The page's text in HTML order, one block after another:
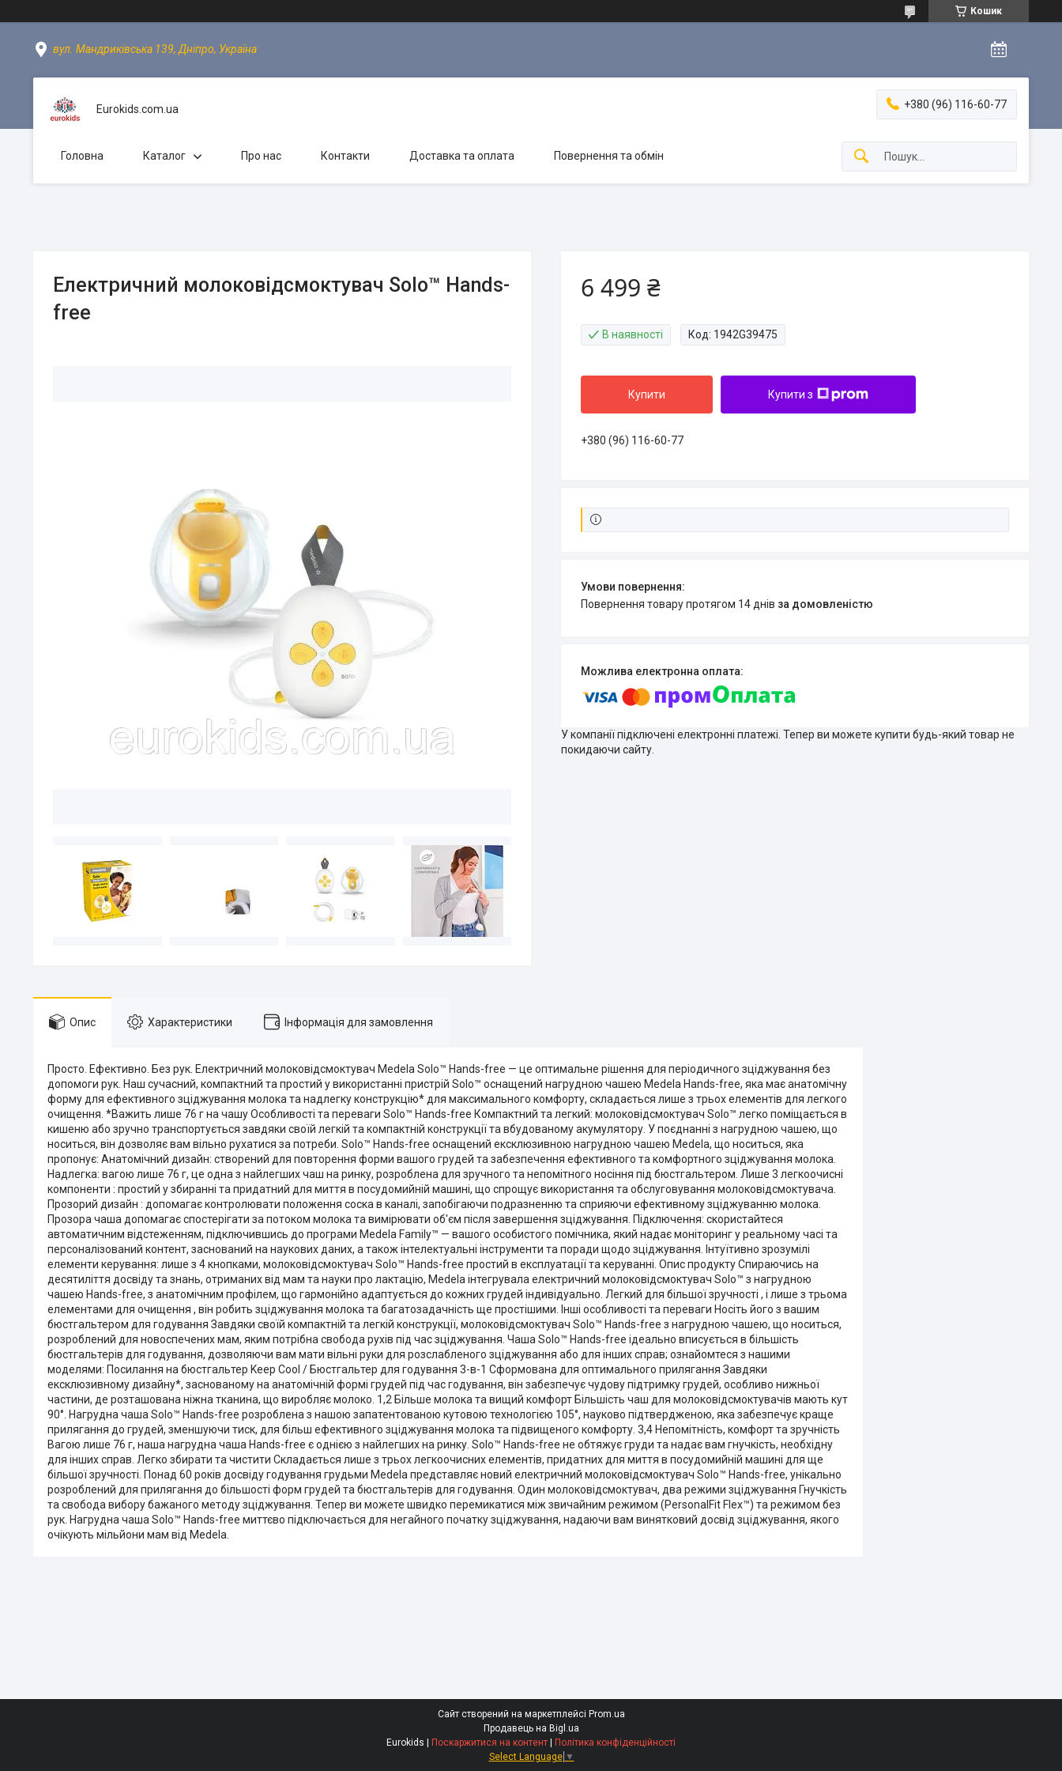
Кошик
вул. Мандриківська 139, Дніпро, Україна
Eurokids.com.ua +380 (96) 116-60-77
Головна Каталог Про нас Контакти Доставка та оплата Повернення та обмін
Електричний молоковідсмоктувач Solo™ Hands-
free
6 499 ₴
В наявності Код: 1942G39475
Купити Купити з
+380 (96) 116-60-77
повернення товару протягом 14 днів за домовленістю
У компанії підключені електронні платежі. Тепер ви можете купити будь-який товар не
покидаючи сайту.
Опис Характеристики Інформація для замовлення
Просто. Ефективно. Без рук. Електричний молоковідсмоктувач Medela Solo™ Hands-free — це оптимальне рішення для періодичного зціджування без
допомоги рук. Наш сучасний, компактний та простий у використанні пристрій Solo™ оснащений нагрудною чашею Medela Hands-free, яка має анатомічну
форму для ефективного зціджування молока та надлегку конструкцію* для максимального комфорту, складається лише з трьох елементів для легкого
очищення. *Важить лише 76 г на чашу Особливості та переваги Solo™ Hands-free Компактний та легкий: молоковідсмоктувач Solo™ легко поміщається в
кишеню або зручно транспортується завдяки своїй легкій та компактній конструкції та вбудованому акумулятору. У поєднанні з нагрудною чашею, що
носиться, він дозволяє вам вільно рухатися за потреби. Solo™ Hands-free оснащений ексклюзивною нагрудною чашею Medela, що носиться, яка
пропонує: Анатомічний дизайн: створений для повторення форми вашого грудей та забезпечення ефективного та комфортного зціджування молока.
Надлегка: вагою лише 76 г, це одна з найлегших чаш на ринку, розроблена для зручного та непомітного носіння під бюстгальтером. Лише 3 легкоочисні
компоненти : простий у збиранні та придатний для миття в посудомийній машині, що спрощує використання та обслуговування молоковідсмоктувача.
Прозорий дизайн : допомагає контролювати положення соска в каналі, запобігаючи подразненню та сприяючи ефективному зціджуванню молока.
Прозора чаша допомагає спостерігати за потоком молока та вимірювати об'єм після завершення зціджування. Підключення: скористайтеся
автоматичним відстеженням, підключившись до програми Medela Family™ — вашого особистого помічника, який надає моніторинг у реальному часі та
персоналізований контент, заснований на наукових даних, а також інтелектуальні інструменти та поради щодо зціджування. Інтуїтивно зрозумілі
елементи керування: лише з 4 кнопками, молоковідсмоктувач Solo™ Hands-free простий в експлуатації та керуванні. Опис продукту Спираючись на
десятиліття досвіду та знань, отриманих від мам та науки про лактацію, Medela інтегрувала електричний молоковідсмоктувач Solo™ з нагрудною
чашею Hands-free, з анатомічним профілем, що гармонійно адаптується до кожних грудей індивідуально. Легкий для більшої зручності , і лише з трьома
елементами для очищення , він робить зціджування молока та багатозадачність ще простішими. Інші особливості та переваги Носіть його з вашим
бюстгальтером для годування Завдяки своїй компактній та легкій конструкції, молоковідсмоктувач Solo™ Hands-free з нагрудною чашею, що носиться,
розроблений для новоспечених мам, яким потрібна свобода рухів під час зціджування. Чаша Solo™ Hands-free ідеально вписується в більшість
бюстгальтерів для годування, дозволяючи вам мати вільні руки для розслабленого зціджування або для інших справ; ознайомтеся з нашими
моделями: Посилання на бюстгальтер Keep Cool / Бюстгальтер для годування 3-в-1 Сформована для оптимального прилягання Завдяки
ексклюзивному дизайну*, заснованому на анатомічній формі грудей під час годування, він забезпечує чудову підтримку грудей, особливо нижньої
частини, де розташована ніжна тканина, що виробляє молоко. 1,2 Більше молока та вищий комфорт Більшість чаш для молоковідсмоктувачів мають кут
90°. Нагрудна чаша Solo™ Hands-free розроблена з нашою запатентованою кутовою технологією 105°, науково підтвердженою, яка забезпечує краще
прилягання до грудей, зменшуючи тиск, для більш ефективного зціджування молока та підвищеного комфорту. 3,4 Непомітність, комфорт та зручність
Вагою лише 76 г, наша нагрудна чаша Hands-free є однією з найлегших на ринку. Solo™ Hands-free не обтяжує груди та надає вам гнучкість, необхідну
для інших справ. Легко збирати та чистити Складається лише з трьох легкоочисних елементів, придатних для миття в посудомийній машині для ще
більшої зручності. Понад 60 років досвіду годування грудьми Medela представляє новий електричний молоковідсмоктувач Solo™ Hands-free, унікально
розроблений для прилягання до більшості форм грудей та бюстгальтерів для годування. Один молоковідсмоктувач, два режими зціджування Гнучкість
та свобода вибору бажаного методу зціджування. Тепер ви можете швидко перемикатися між звичайним режимом (PersonalFit Flex™) та режимом без
рук. Нагрудна чаша Solo™ Hands-free миттєво підключається для негайного початку зціджування, надаючи вам винятковий досвід зціджування, якого
очікують мільйони мам від Medela.
Сайт створений на маркетплейсі Prom.ua
Продавець на Bigl.ua
Eurokids | Поскаржитися на контент | Політика конфіденційності
Select Language ▼